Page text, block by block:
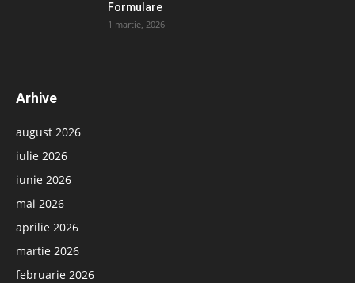
Formulare
1 martie, 2026
Arhive
august 2026
iulie 2026
iunie 2026
mai 2026
aprilie 2026
martie 2026
februarie 2026